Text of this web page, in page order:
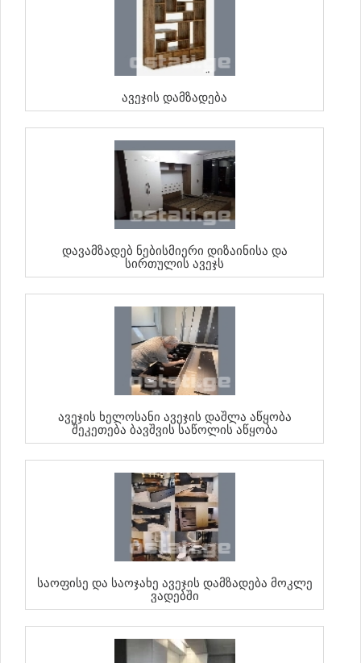
Ავეჯის Დამზადება
Დავამზადებ Ნებისმიერი Დიზაინისა Და
Სირთულის Ავეჯს
Ავეჯის Ხელოსანი Ავეჯის Დაშლა Აწყობა
Შეკეთება Ბავშვის Საწოლის Აწყობა
Საოფისე Და Საოჯახე Ავეჯის Დამზადება Მოკლე
Ვადებში